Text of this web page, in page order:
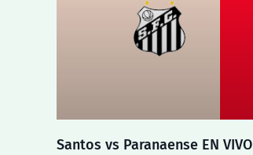
Santos vs Paranaense EN VIVO